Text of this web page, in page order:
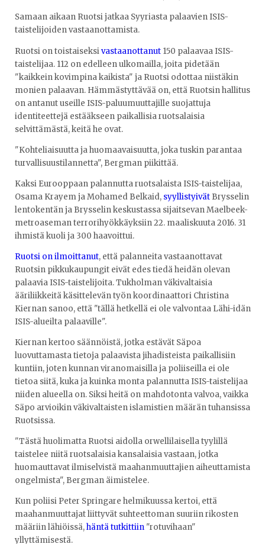
Samaan aikaan Ruotsi jatkaa Syyriasta palaavien ISIS-
taistelijoiden vastaanottamista.
Ruotsi on toistaiseksivastaanottanut 150 palaavaa ISIS-
taistelijaa. 112 on edelleen ulkomailla, joita pidetään
"kaikkein kovimpina kaikista" ja Ruotsi odottaa niistäkin
monien palaavan. Hämmästyttävää on, että Ruotsin hallitus
on antanut useille ISIS-paluumuuttajille suojattuja
identiteettejä estääkseen paikallisia ruotsalaisia
selvittämästä, keitä he ovat.
"Kohteliaisuutta ja huomaavaisuutta, joka tuskin parantaa
turvallisuustilannetta", Bergman piikittää.
Kaksi Eurooppaan palannutta ruotsalaista ISIS-taistelijaa,
Osama Krayem ja Mohamed Belkaid, syyllistyivät Brysselin
lentokentän ja Brysselin keskustassa sijaitsevan Maelbeek-
metroaseman terrorihyökkäyksiin 22. maaliskuuta 2016. 31
ihmistä kuoli ja 300 haavoittui.
Ruotsi on ilmoittanut, että palanneita vastaanottavat
Ruotsin pikkukaupungit eivät edes tiedä heidän olevan
palaavia ISIS-taistelijoita. Tukholman väkivaltaisia
ääriliikkeitä käsittelevän työn koordinaattori Christina
Kiernan sanoo, että "tällä hetkellä ei ole valvontaa Lähi-idän
ISIS-alueilta palaaville".
Kiernan kertoo säännöistä, jotka estävät Säpoa
luovuttamasta tietoja palaavista jihadisteista paikallisiin
kuntiin, joten kunnan viranomaisilla ja poliiseilla ei ole
tietoa siitä, kuka ja kuinka monta palannutta ISIS-taistelijaa
niiden alueella on. Siksi heitä on mahdotonta valvoa, vaikka
Säpo arvioikin väkivaltaisten islamistien määrän tuhansissa
Ruotsissa.
"Tästä huolimatta Ruotsi aidolla orwellilaisella tyylillä
taistelee niitä ruotsalaisia ​​kansalaisia vastaan, jotka
huomauttavat ilmiselvistä maahanmuuttajien aiheuttamista
ongelmista", Bergman äimistelee.
Kun poliisi Peter Springare helmikuussa kertoi, että
maahanmuuttajat liittyvät suhteettoman suuriin rikosten
määriin lähiöissä,häntä tutkittiin "rotuvihaan"
yllyttämisestä.